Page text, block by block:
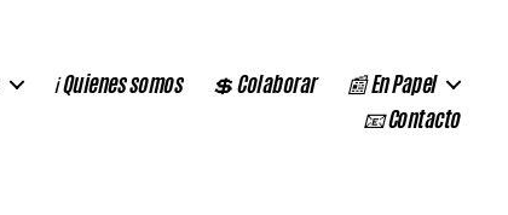
ℹ️ Quienes somos 💲 Colaborar
📰 En Papel
📧 Contacto